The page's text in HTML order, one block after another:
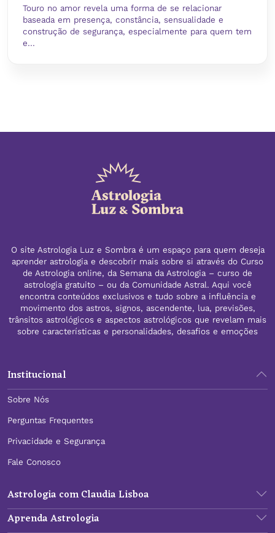
Touro no amor revela uma forma de se relacionar
baseada em presença, constância, sensualidade e
construção de segurança, especialmente para quem tem
e...
O site Astrologia Luz e Sombra é um espaço para quem deseja
aprender astrologia e descobrir mais sobre si através do Curso
de Astrologia online, da Semana da Astrologia – curso de
astrologia gratuito – ou da Comunidade Astral. Aqui você
encontra conteúdos exclusivos e tudo sobre a influência e
movimento dos astros, signos, ascendente, lua, previsões,
trânsitos astrológicos e aspectos astrológicos que revelam mais
sobre características e personalidades, desafios e emoções
Institucional
Sobre Nós
Perguntas Frequentes
Privacidade e Segurança
Fale Conosco
Astrologia com Claudia Lisboa
Aprenda Astrologia